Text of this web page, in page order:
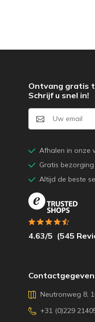
Neutronweg 8,
+31 (0)229
Ontvang gratis
Schrijf u snel in!
Afhalen in onze
Gratis
Altijd de beste
4.63/5 (545